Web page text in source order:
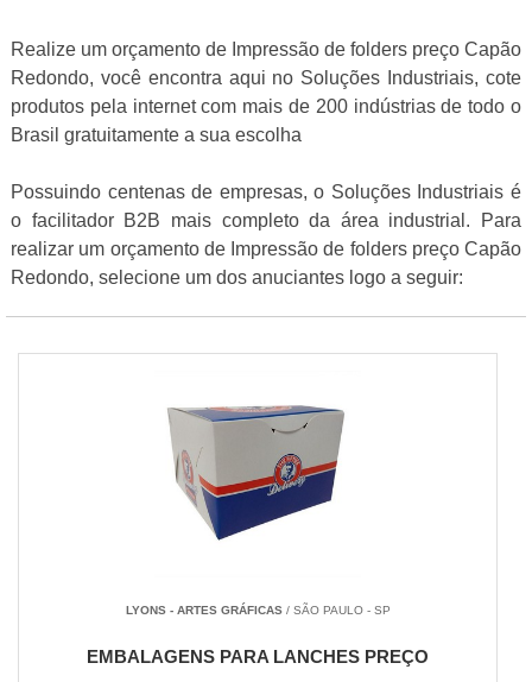
Realize um orçamento de Impressão de folders preço Capão
Redondo, você encontra aqui no Soluções Industriais, cote
produtos pela internet com mais de 200 indústrias de todo o
Brasil gratuitamente a sua escolha
Possuindo centenas de empresas, o Soluções Industriais é
o facilitador B2B mais completo da área industrial. Para
realizar um orçamento de Impressão de folders preço Capão
Redondo, selecione um dos anuciantes logo a seguir:
LYONS - ARTES GRÁFICAS/ SÃO PAULO - SP
EMBALAGENS PARA LANCHES PREÇO